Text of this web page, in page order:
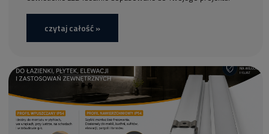
czytaj całość »